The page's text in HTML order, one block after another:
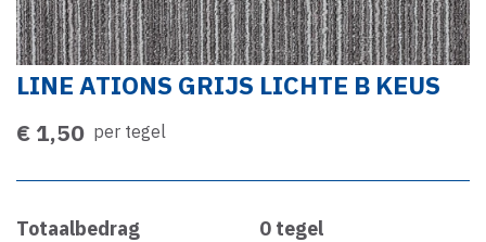
LINE ATIONS GRIJS LICHTE B KEUS
€ 1,50 per tegel
Totaalbedrag
0 tegel